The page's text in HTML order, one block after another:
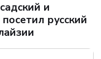
и
русский